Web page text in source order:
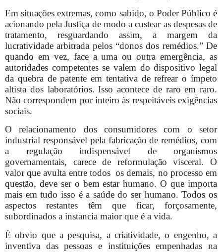
Em situações extremas, como sabido, o Poder Público é
acionando pela Justiça de modo a custear as despesas de
tratamento, resguardando assim, a margem da
lucratividade arbitrada pelos “donos dos remédios.” De
quando em vez, face a uma ou outra emergência, as
autoridades competentes se valem do dispositivo legal
da quebra de patente em tentativa de refrear o ímpeto
altista dos laboratórios. Isso acontece de raro em raro.
Não correspondem por inteiro às respeitáveis exigências
sociais.
O relacionamento dos consumidores com o setor
industrial responsável pela fabricação de remédios, com
a regulação indispensável de organismos
governamentais, carece de reformulação visceral. O
valor que avulta entre todos os demais, no processo em
questão, deve ser o bem estar humano. O que importa
mais em tudo isso é a saúde do ser humano. Todos os
aspectos restantes têm que ficar, forçosamente,
subordinados a instancia maior que é a vida.
É obvio que a pesquisa, a criatividade, o engenho, a
inventiva das pessoas e instituições empenhadas na